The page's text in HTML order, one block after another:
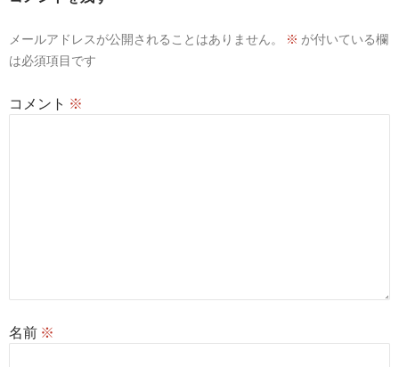
ョ
メールアドレスが公開されることはありません。 ※ が付いている欄
は必須項目です
コメント ※
名前 ※